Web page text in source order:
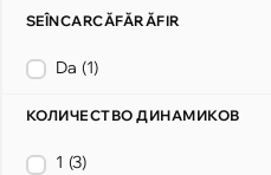
SEÎNCARCĂFĂRĂFIR
Da (1)
КОЛИЧЕСТВО ДИНАМИКОВ
1 (3)